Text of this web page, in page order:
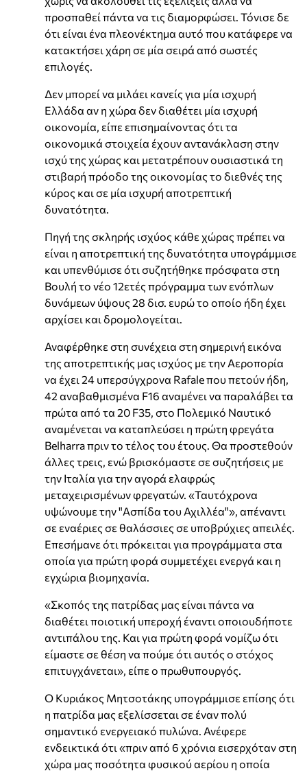
προσπαθεί πάντα να τις διαμορφώσει. Τόνισε δε
ότι είναι ένα πλεονέκτημα αυτό που κατάφερε να
κατακτήσει χάρη σε μία σειρά από σωστές
επιλογές.
Δεν μπορεί να μιλάει κανείς για μία ισχυρή
Ελλάδα αν η χώρα δεν διαθέτει μία ισχυρή
οικονομία, είπε επισημαίνοντας ότι τα
οικονομικά στοιχεία έχουν αντανάκλαση στην
ισχύ της χώρας και μετατρέπουν ουσιαστικά τη
στιβαρή πρόοδο της οικονομίας το διεθνές της
κύρος και σε μία ισχυρή αποτρεπτική
δυνατότητα.
Πηγή της σκληρής ισχύος κάθε χώρας πρέπει να
είναι η αποτρεπτική της δυνατότητα υπογράμμισε
και υπενθύμισε ότι συζητήθηκε πρόσφατα στη
Βουλή το νέο 12ετές πρόγραμμα των ενόπλων
δυνάμεων ύψους 28 δισ. ευρώ το οποίο ήδη έχει
αρχίσει και δρομολογείται.
Αναφέρθηκε στη συνέχεια στη σημερινή εικόνα
της αποτρεπτικής μας ισχύος με την Αεροπορία
να έχει 24 υπερσύγχρονα Rafale που πετούν ήδη,
42 αναβαθμισμένα F16 αναμένει να παραλάβει τα
πρώτα από τα 20 F35, στο Πολεμικό Ναυτικό
αναμένεται να καταπλεύσει η πρώτη φρεγάτα
Belharra πριν το τέλος του έτους. Θα προστεθούν
άλλες τρεις, ενώ βρισκόμαστε σε συζητήσεις με
την Ιταλία για την αγορά ελαφρώς
μεταχειρισμένων φρεγατών. «Ταυτόχρονα
υψώνουμε την "Ασπίδα του Αχιλλέα"», απέναντι
σε εναέριες σε θαλάσσιες σε υποβρύχιες απειλές.
Επεσήμανε ότι πρόκειται για προγράμματα στα
οποία για πρώτη φορά συμμετέχει ενεργά και η
εγχώρια βιομηχανία.
«Σκοπός της πατρίδας μας είναι πάντα να
διαθέτει ποιοτική υπεροχή έναντι οποιουδήποτε
αντιπάλου της. Και για πρώτη φορά νομίζω ότι
είμαστε σε θέση να πούμε ότι αυτός ο στόχος
επιτυγχάνεται», είπε ο πρωθυπουργός.
Ο Κυριάκος Μητσοτάκης υπογράμμισε επίσης ότι
η πατρίδα μας εξελίσσεται σε έναν πολύ
σημαντικό ενεργειακό πυλώνα. Ανέφερε
ενδεικτικά ότι «πριν από 6 χρόνια εισερχόταν στη
χώρα μας ποσότητα φυσικού αερίου η οποία